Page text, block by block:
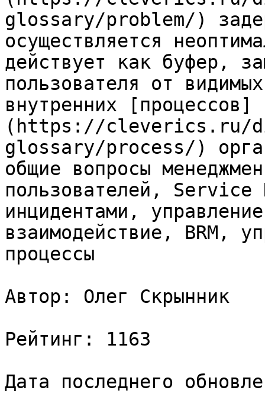
glossary/problem/)
осуществляется
действует как буфер,
пользователя от
внутренних [процессов]
(https://cleverics.ru/
glossary/process/)
общие вопросы
пользователей,
инцидентами,
взаимодействие, BRM,
процессы
Автор: Олег Скрынник
Рейтинг: 1163
Дата последнего